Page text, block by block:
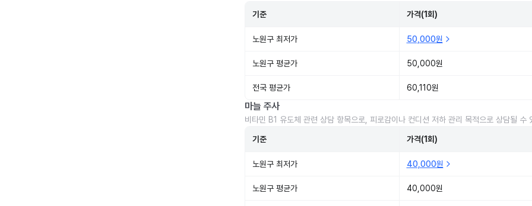
기준 가격(1회)
노원구 최저가 50,000원
노원구 평균가 50,000원
전국 평균가 60,110원
마늘 주사
비타민 B1 유도체 관련 상담 항목으로, 피로감이나 컨디션 저하 관리 목적으로 상담될 수
기준 가격(1회)
노원구 최저가 40,000원
노원구 평균가 40,000원